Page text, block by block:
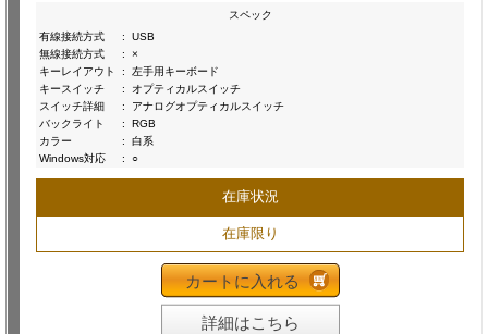
スペック
有線接続方式
:
USB
無線接続方式
:
×
キーレイアウト
:
左手用キーボード
キースイッチ
:
オプティカルスイッチ
スイッチ詳細
:
アナログオプティカルスイッチ
バックライト
:
RGB
カラー
:
白系
Windows対応
: ○
在庫状況
在庫限り
カートに入れる
詳細はこちら